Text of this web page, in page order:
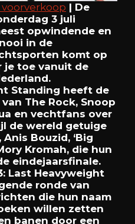
| De
3 juli
opwindende en
in de
komt op
je toe vanuit de
Standing heeft de
The Rock, Snoop
en vechtfans over
de wereld getuige
Bouzid, ‘Big
Kromah, die hun
eindejaarsfinale.
Last Heavyweight
ronde van
die hun naam
willen zetten
banen door een